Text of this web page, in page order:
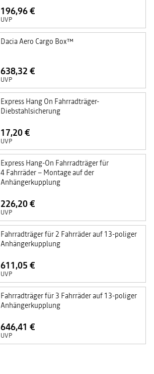
196,96 €
UVP
Dacia Aero Cargo Box™
638,32 €
UVP
Express Hang On Fahrradträger-
Diebstahlsicherung
17,20 €
UVP
Express Hang-On Fahrradträger für
4 Fahrräder – Montage auf der
Anhängerkupplung
226,20 €
UVP
Fahrradträger für 2 Fahrräder auf 13-poliger
Anhängerkupplung
611,05 €
UVP
Fahrradträger für 3 Fahrräder auf 13-poliger
Anhängerkupplung
646,41 €
UVP